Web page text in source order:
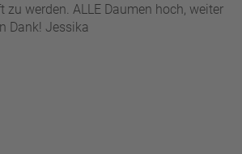
werden. ALLE Daumen hoch, weiter
Dank! Jessika